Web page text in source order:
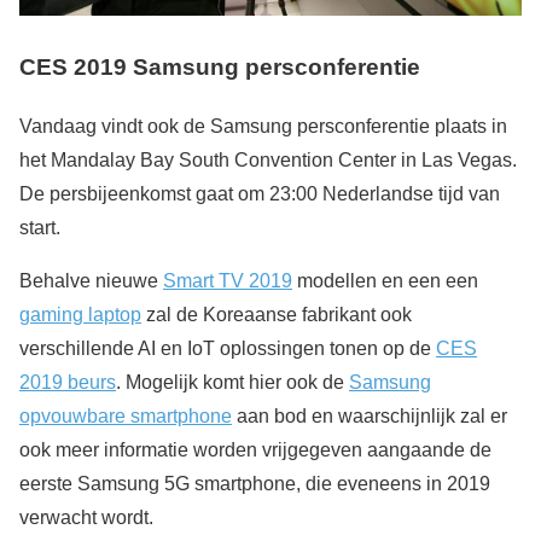
CES 2019 Samsung persconferentie
Vandaag vindt ook de Samsung persconferentie plaats in
het Mandalay Bay South Convention Center in Las Vegas.
De persbijeenkomst gaat om 23:00 Nederlandse tijd van
start.
Behalve nieuwe Smart TV 2019 modellen en een een
gaming laptop zal de Koreaanse fabrikant ook
verschillende AI en IoT oplossingen tonen op de CES
2019 beurs. Mogelijk komt hier ook de Samsung
opvouwbare smartphone aan bod en waarschijnlijk zal er
ook meer informatie worden vrijgegeven aangaande de
eerste Samsung 5G smartphone, die eveneens in 2019
verwacht wordt.